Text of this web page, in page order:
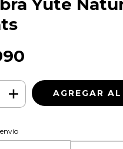
CP: